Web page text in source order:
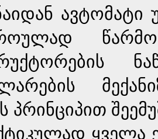
პრინციპით
ყველა